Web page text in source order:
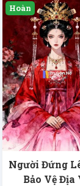
Người Đứng
Bảo Vệ Địa